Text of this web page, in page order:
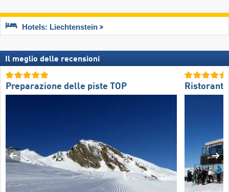
Hotels: Liechtenstein
Il meglio delle recensioni
Preparazione delle piste TOP